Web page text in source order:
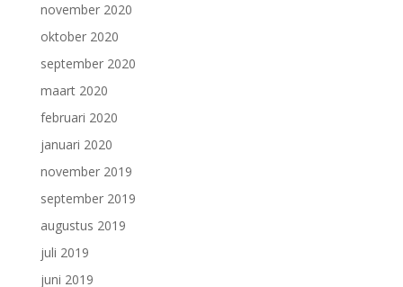
november 2020
oktober 2020
september 2020
maart 2020
februari 2020
januari 2020
november 2019
september 2019
augustus 2019
juli 2019
juni 2019